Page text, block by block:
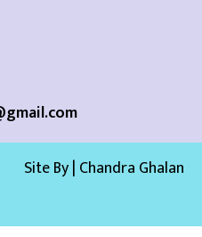
Site By | Chandra Ghalan